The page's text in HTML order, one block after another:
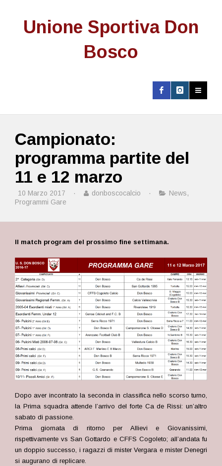
Unione Sportiva Don
Bosco
Campionato:
programma partite del
11 e 12 marzo
10 Marzo 2017 · donboscocalcio · News,
Programmi Gare
Il match program del prossimo fine settimana.
Dopo aver incontrato la seconda in classifica nello scorso turno,
la Prima squadra attende l’arrivo del forte Ca de Rissi: un’altro
sabato di passione.
Prima giornata di ritorno per Allievi e Giovanissimi,
rispettivamente vs San Gottardo e CFFS Cogoleto; all’andata fu
un doppio successo, i ragazzi di mister Vergara e mister Denegri
si augurano di replicare.